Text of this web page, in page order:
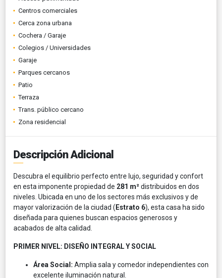
Centros comerciales
Cerca zona urbana
Cochera / Garaje
Colegios / Universidades
Garaje
Parques cercanos
Patio
Terraza
Trans. público cercano
Zona residencial
Descripción Adicional
Descubra el equilibrio perfecto entre lujo, seguridad y confort
en esta imponente propiedad de 281 m²distribuidos en dos
niveles. Ubicada en uno de los sectores más exclusivos y de
mayor valorización de la ciudad ( Estrato 6), esta casa ha sido
diseñada para quienes buscan espacios generosos y
acabados de alta calidad.
PRIMER NIVEL: DISEÑO INTEGRAL Y SOCIAL
Área Social: Amplia sala y comedor independientes con
excelente iluminación natural.